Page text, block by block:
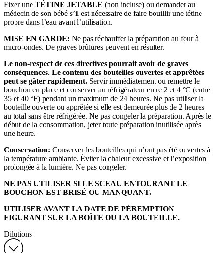
Fixer une TÉTINE JETABLE (non incluse) ou demander au
médecin de son bébé s’il est nécessaire de faire bouillir une tétine
propre dans l’eau avant l’utilisation.
MISE EN GARDE: Ne pas réchauffer la préparation au four à
micro-ondes. De graves brûlures peuvent en résulter.
Le non-respect de ces directives pourrait avoir de graves
conséquences. Le contenu des bouteilles ouvertes et apprêtées
peut se gâter rapidement. Servir immédiatement ou remettre le
bouchon en place et conserver au réfrigérateur entre 2 et 4 °C (entre
35 et 40 °F) pendant un maximum de 24 heures. Ne pas utiliser la
bouteille ouverte ou apprêtée si elle est demeurée plus de 2 heures
au total sans être réfrigérée. Ne pas congeler la préparation. Après le
début de la consommation, jeter toute préparation inutilisée après
une heure.
Conservation: Conserver les bouteilles qui n’ont pas été ouvertes à
la température ambiante. Éviter la chaleur excessive et l’exposition
prolongée à la lumière. Ne pas congeler.
NE PAS UTILISER SI LE SCEAU ENTOURANT LE
BOUCHON EST BRISÉ OU MANQUANT.
UTILISER AVANT LA DATE DE PÉREMPTION
FIGURANT SUR LA BOÎTE OU LA BOUTEILLE.
Dilutions